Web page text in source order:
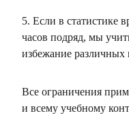
5. Если в статистике
часов подряд, мы
избежание различных
Все ограничения
и всему учебному